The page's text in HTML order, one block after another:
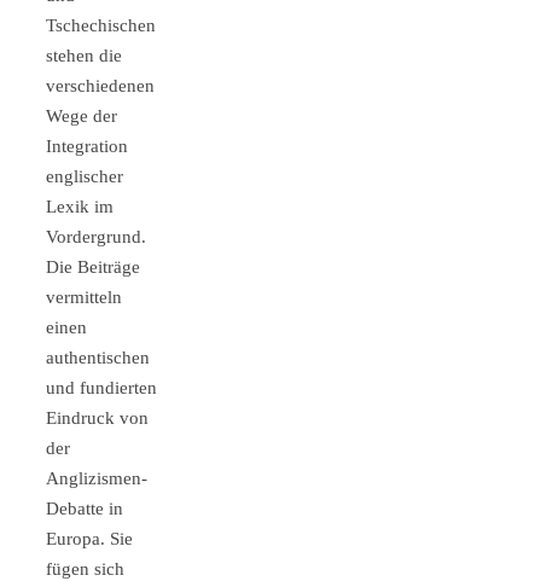
Tschechischen
stehen die
verschiedenen
Wege der
Integration
englischer
Lexik im
Vordergrund.
Die Beiträge
vermitteln
einen
authentischen
und fundierten
Eindruck von
der
Anglizismen-
Debatte in
Europa. Sie
fügen sich